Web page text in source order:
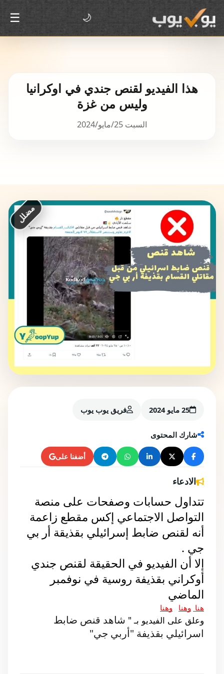
🌙
☰
هذا الفيديو لقنص جندي في اوكرانيا
وليس من غزة
السبت 25/مايو/2024
مضلل
25 مايو 2024 فريق يوب يوب
شارك المحتوى
أضفنا على
الادعاء
جي .
الماضي
هنا وهنا وهنا
وعلق على الفيديو بـ "
اسرائيلي بقذيفة "أربي جي"